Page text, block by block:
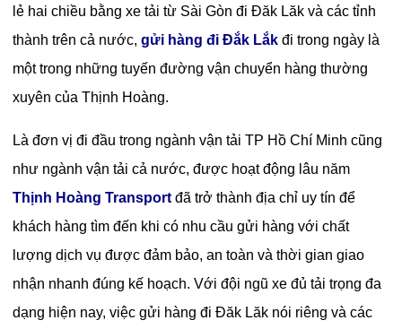
lẻ hai chiều bằng xe tải từ Sài Gòn đi Đăk Lăk và các tỉnh
thành trên cả nước,gửi hàng đi Đắk Lắk đi trong ngày là
một trong những tuyến đường vận chuyển hàng thường
xuyên của Thịnh Hoàng.
Là đơn vị đi đầu trong ngành vận tải TP Hồ Chí Minh cũng
như ngành vận tải cả nước, được hoạt động lâu năm
Thịnh Hoàng Transport đã trở thành địa chỉ uy tín để
khách hàng tìm đến khi có nhu cầu gửi hàng với chất
lượng dịch vụ được đảm bảo, an toàn và thời gian giao
nhận nhanh đúng kế hoạch. Với đội ngũ xe đủ tải trọng đa
dạng hiện nay, việc gửi hàng đi Đăk Lăk nói riêng và các